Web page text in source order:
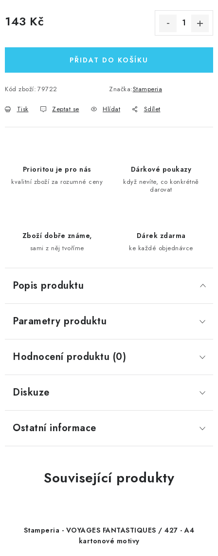
143 Kč
PŘIDAT DO KOŠÍKU
Kód zboží: 79722 Značka:Stamperia
Tisk Zeptat se Hlídat Sdílet
Prioritou je pro nás
kvalitní zboží za rozumné ceny
Dárkové poukazy
když nevíte, co konkrétně
darovat
Zboží dobře známe,
sami z něj tvoříme
Dárek zdarma
ke každé objednávce
Popis produktu
Parametry produktu
Hodnocení produktu (0)
Diskuze
Ostatní informace
Související produkty
Stamperia - VOYAGES FANTASTIQUES / 427 - A4
kartonové motivy